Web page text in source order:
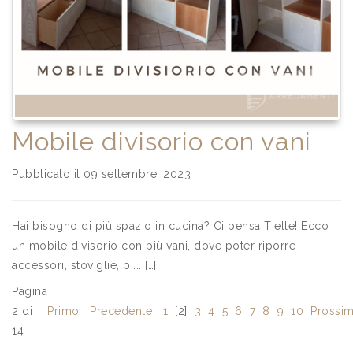
Mobile divisorio con vani
Pubblicato il 09 settembre, 2023
Hai bisogno di più spazio in cucina? Ci pensa Tielle! Ecco
un mobile divisorio con più vani, dove poter riporre
accessori, stoviglie, pi... […]
Pagina
2 di
14
Primo Precedente 1 [2] 3 4 5 6 7 8 9 10